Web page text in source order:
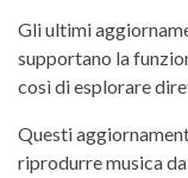
Gli ultimi
supportano la
così di esplorare
Questi
riprodurre musica